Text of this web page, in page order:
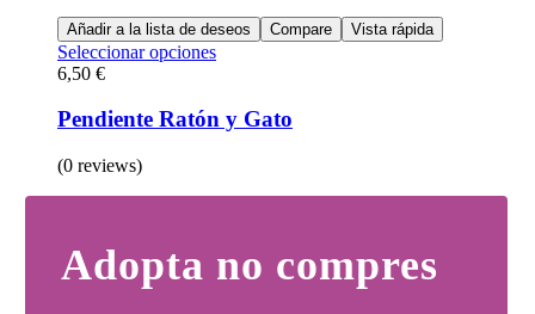
Añadir a la lista de deseos Compare Vista rápida
Seleccionar opciones
6,50 €
Pendiente Ratón y Gato
(0 reviews)
Adopta no compres